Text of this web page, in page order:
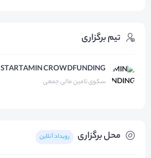
محل برگزاری رویداد آنلاین
تیم برگزاری
STARTAMIN CROWDFUNDING
سکوی تامین مالی جمعی